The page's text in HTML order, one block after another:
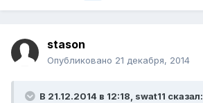
stason
Опубликовано 21 декабря, 2014
В 21.12.2014 в 12:18, swat11 сказал: